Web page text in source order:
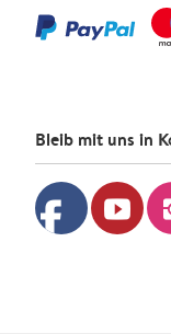
Bleib mit uns in
facebook youtube